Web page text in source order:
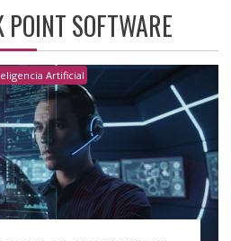
POINT SOFTWARE
Artificial